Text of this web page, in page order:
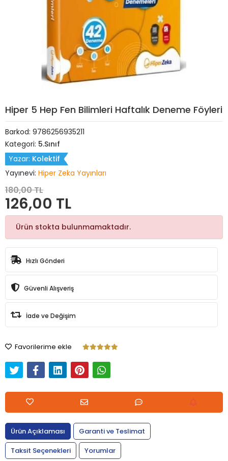
Hiper 5 Hep Fen Bilimleri Haftalık Deneme Föyleri
Barkod: 9786256935211
Kategori: 5.Sınıf
Yazar: Kolektif
Yayınevi: Hiper Zeka Yayınları
180,00 TL
126,00 TL
Ürün stokta bulunmamaktadır.
Hızlı Gönderi
Güvenli Alışveriş
İade ve Değişim
Favorilerime ekle
Ürün Açıklaması
Garanti ve Teslimat
Taksit Seçenekleri
Yorumlar